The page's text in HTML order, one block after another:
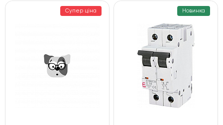
Супер ціна Новинка